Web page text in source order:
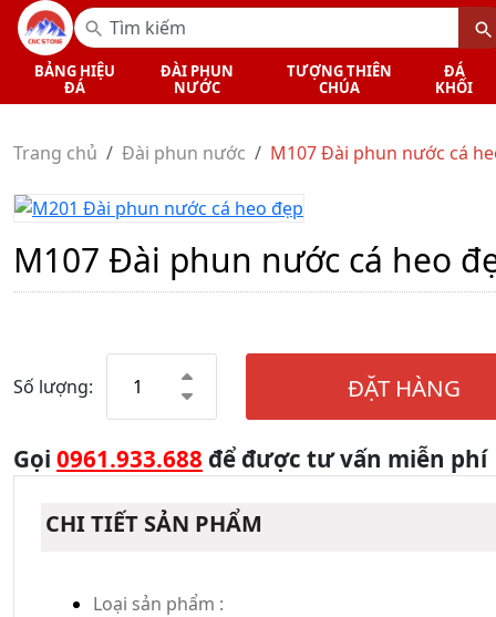
BẢNG HIỆU
ĐÁ
ĐÀI PHUN
NƯỚC
TƯỢNG THIÊN
CHÚA
ĐÁ
KHỐI
Trang chủ Đài phun nước M107 Đài phun nước cá
M107 Đài phun nước cá heo
Số lượng: ĐẶT HÀNG
Gọi 0961.933.688 để được tư vấn miễn phí
CHI TIẾT SẢN PHẨM
Loại sản phẩm :